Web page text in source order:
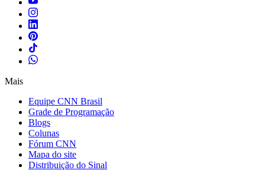
Mais
Equipe CNN Brasil
Grade de Programação
Blogs
Colunas
Fórum CNN
Mapa do site
Distribuição do Sinal